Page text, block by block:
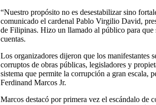
“Nuestro propósito no es desestabilizar sino
comunicado el cardenal Pablo Virgilio David,
de Filipinas. Hizo un llamado al público para
cuentas.
Los organizadores dijeron que los manifestantes
corruptos de obras públicas, legisladores y
sistema que permite la corrupción a gran escala,
Ferdinand Marcos Jr.
Marcos destacó por primera vez el escándalo